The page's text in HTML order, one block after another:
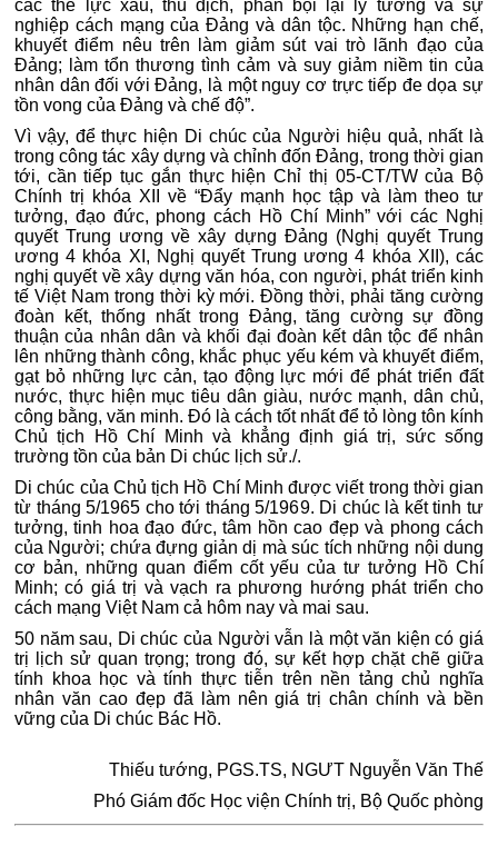
các thế lực xấu, thù địch, phản bội lại lý tưởng và sự
nghiệp cách mạng của Đảng và dân tộc. Những hạn chế,
khuyết điểm nêu trên làm giảm sút vai trò lãnh đạo của
Đảng; làm tổn thương tình cảm và suy giảm niềm tin của
nhân dân đối với Đảng, là một nguy cơ trực tiếp đe dọa sự
tồn vong của Đảng và chế độ”.
Vì vậy, để thực hiện Di chúc của Người hiệu quả, nhất là
trong công tác xây dựng và chỉnh đốn Đảng, trong thời gian
tới, cần tiếp tục gắn thực hiện Chỉ thị 05-CT/TW của Bộ
Chính trị khóa XII về “Đẩy mạnh học tập và làm theo tư
tưởng, đạo đức, phong cách Hồ Chí Minh” với các Nghị
quyết Trung ương về xây dựng Đảng (Nghị quyết Trung
ương 4 khóa XI, Nghị quyết Trung ương 4 khóa XII), các
nghị quyết về xây dựng văn hóa, con người, phát triển kinh
tế Việt Nam trong thời kỳ mới. Đồng thời, phải tăng cường
đoàn kết, thống nhất trong Đảng, tăng cường sự đồng
thuận của nhân dân và khối đại đoàn kết dân tộc để nhân
lên những thành công, khắc phục yếu kém và khuyết điểm,
gạt bỏ những lực cản, tạo động lực mới để phát triển đất
nước, thực hiện mục tiêu dân giàu, nước mạnh, dân chủ,
công bằng, văn minh. Đó là cách tốt nhất để tỏ lòng tôn kính
Chủ tịch Hồ Chí Minh và khẳng định giá trị, sức sống
trường tồn của bản Di chúc lịch sử./.
Di chúc của Chủ tịch Hồ Chí Minh được viết trong thời gian
từ tháng 5/1965 cho tới tháng 5/1969. Di chúc là kết tinh tư
tưởng, tinh hoa đạo đức, tâm hồn cao đẹp và phong cách
của Người; chứa đựng giản dị mà súc tích những nội dung
cơ bản, những quan điểm cốt yếu của tư tưởng Hồ Chí
Minh; có giá trị và vạch ra phương hướng phát triển cho
cách mạng Việt Nam cả hôm nay và mai sau.
50 năm sau, Di chúc của Người vẫn là một văn kiện có giá
trị lịch sử quan trọng; trong đó, sự kết hợp chặt chẽ giữa
tính khoa học và tính thực tiễn trên nền tảng chủ nghĩa
nhân văn cao đẹp đã làm nên giá trị chân chính và bền
vững của Di chúc Bác Hồ.
Thiếu tướng, PGS.TS, NGƯT Nguyễn Văn Thế
Phó Giám đốc Học viện Chính trị, Bộ Quốc phòng